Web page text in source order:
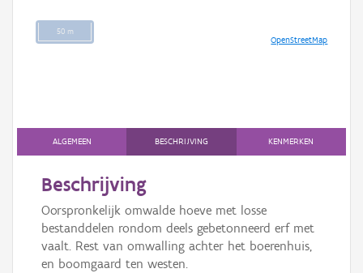
50 m
OpenStreetMap
ALGEMEEN BESCHRIJVING KENMERKEN
Beschrijving
Oorspronkelijk omwalde hoeve met losse
bestanddelen rondom deels gebetonneerd erf met
vaalt. Rest van omwalling achter het boerenhuis,
en boomgaard ten westen.